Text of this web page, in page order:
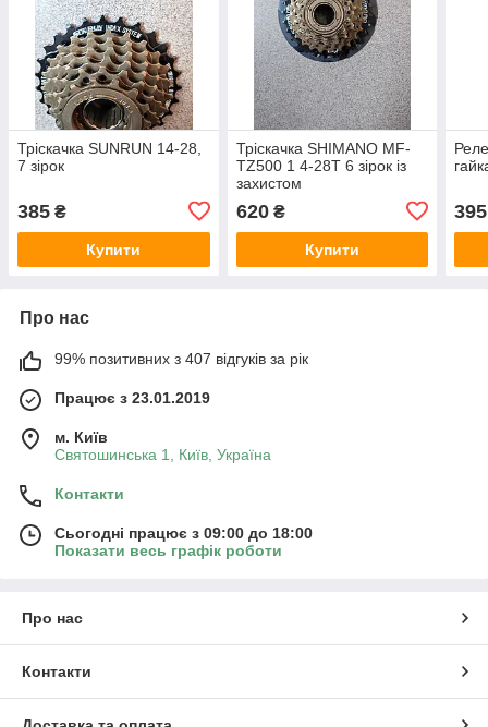
Тріскачка SUNRUN 14-28,
7 зірок
385 ₴
Купити
Тріскачка SHIMANO MF-
TZ500 1 4-28Т 6 зірок із
захистом
620₴
Купити
395
Про нас
99% позитивних з 407 відгуків за рік
Працює з 23.01.2019
м. Київ
Святошинська 1, Київ, Україна
Контакти
Сьогодні працює з 09:00 до 18:00
Показати весь графік роботи
Про нас
Контакти